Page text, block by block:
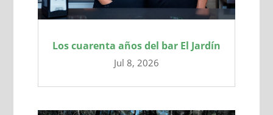
Los cuarenta años del bar El Jardín
Jul 8, 2026